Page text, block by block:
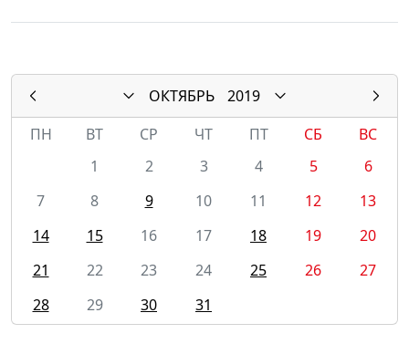
ОКТЯБРЬ
2019
ПН
ВТ СР ЧТ ПТ СБ
ВС
1
2 3 4 5
6
7
8 9 10 11 12
13
14
15 16 17 18 19
20
21
22 23 24 25 26
27
28
29 30 31